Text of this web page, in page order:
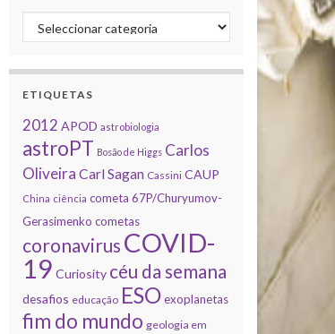
Categorias
ETIQUETAS
2012 APOD astrobiologia
astroPT Bosão de Higgs Carlos
Oliveira Carl Sagan Cassini CAUP
China ciência cometa 67P/Churyumov-
Gerasimenko cometas
coronavirus COVID-
19 Curiosity céu da semana
desafios educação ESO exoplanetas
fim do mundo geologia em